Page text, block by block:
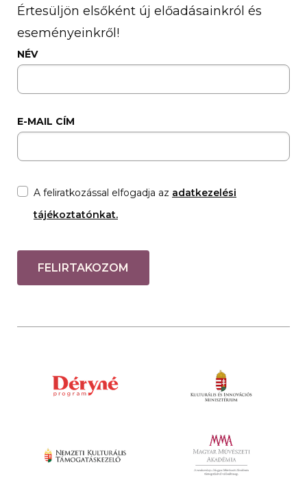
Értesüljön elsőként új előadásainkról és
eseményeinkről!
NÉV
E-MAIL CÍM
A feliratkozással elfogadja az adatkezelési
tájékoztatónkat.
FELIRTAKOZOM